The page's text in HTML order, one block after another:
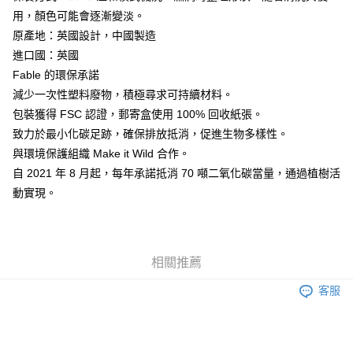
用，顏色可能會逐漸變淡。
原產地：英國設計，中國製造
進口國：英國
Fable 的環保承諾
減少一次性塑料廢物，積極尋求可持續材料。
包裝獲得 FSC 認證，郵寄盒使用 100% 回收紙張。
致力於最小化碳足跡，確保排放抵消，促進生物多樣性。
與環境保護組織 Make it Wild 合作。
自 2021 年 8 月起，每年承諾抵消 70 噸二氧化碳當量，通過植樹活
動實現。
相關推薦
客服